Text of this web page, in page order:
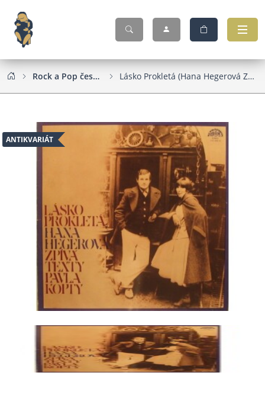
Rock a Pop československý Lásko Prokletá (Hana Hegerová Zpívá Texty Pavla Kopty)
ANTIKVARIÁT